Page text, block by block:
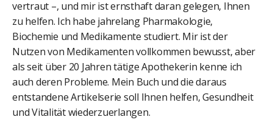
vertraut –, und mir ist ernsthaft daran gelegen, Ihnen
zu helfen. Ich habe jahrelang Pharmakologie,
Biochemie und Medikamente studiert. Mir ist der
Nutzen von Medikamenten vollkommen bewusst, aber
als seit über 20 Jahren tätige Apothekerin kenne ich
auch deren Probleme. Mein Buch und die daraus
entstandene Artikelserie soll Ihnen helfen, Gesundheit
und Vitalität wiederzuerlangen.